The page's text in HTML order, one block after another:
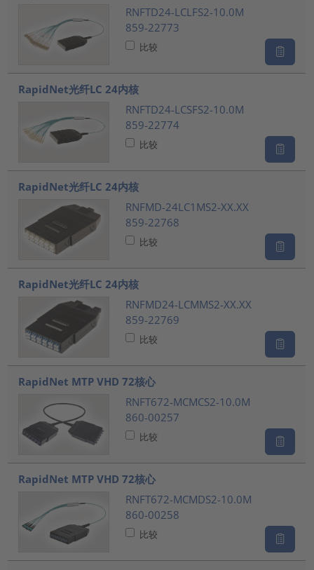
RNFTD24-LCLFS2-10.0M
859-22773
比较
RapidNet光纤LC 24内核
RNFTD24-LCSFS2-10.0M
859-22774
比较
RapidNet光纤LC 24内核
RNFMD-24LC1MS2-XX.XX
859-22768
比较
RapidNet光纤LC 24内核
RNFMD24-LCMMS2-XX.XX
859-22769
比较
RapidNet MTP VHD 72核心
RNFT672-MCMCS2-10.0M
860-00257
比较
RapidNet MTP VHD 72核心
RNFT672-MCMDS2-10.0M
860-00258
比较